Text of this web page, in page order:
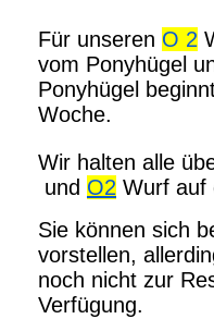
Für unseren O 2
vom Ponyhügel
Ponyhügel
Woche.
Wir halten alle
und O2 Wurf auf
Sie können sich
vorstellen,
noch nicht zur
Verfügung.